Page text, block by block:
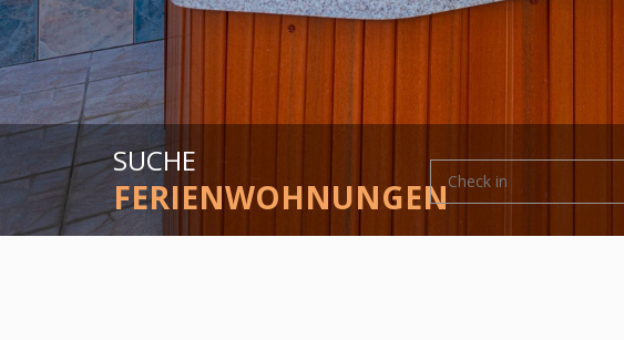
SUCHE
FERIENWOHNUNGEN